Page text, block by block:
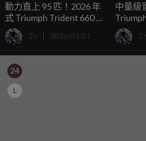
動力直上 95 匹！2026 年
式 Triumph Trident 660 /
Tiger Sport 660 性能大升
級
Ziv 2026/01/21
中量級
捕獲，
級成焦
24
L